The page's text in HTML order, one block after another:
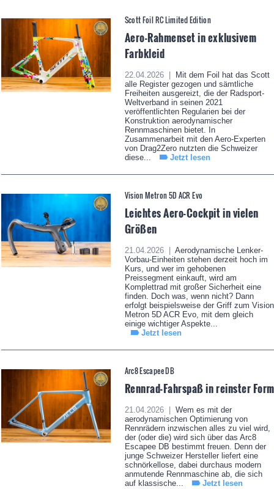
Scott Foil RC Limited Edition
Aero-Rahmenset in exklusivem
Farbkleid
22.04.2026 |
Mit dem Foil hat das Scott
alle Register gezogen und sämtliche
Freiheiten ausgereizt, die der Radsport-
Weltverband in seinen 2021
veröffentlichten Regularien bei der
Konstruktion aerodynamischer
Rennmaschinen bietet. In
Zusammenarbeit mit den Aero-Experten
von Drag2Zero nutzten die Schweizer
diese...
Jetzt lesen
Vision Metron 5D ACR Evo
Leichtes Aero-Cockpit in vielen
Größen
21.04.2026 |
Aerodynamische Lenker-
Vorbau-Einheiten stehen derzeit hoch im
Kurs, und wer im gehobenen
Preissegment einkauft, wird am
Komplettrad mit großer Sicherheit eine
finden. Doch was, wenn nicht? Dann
erfolgt beispielsweise der Griff zum Vision
Metron 5D ACR Evo, mit dem gleich
einige wichtiger Aspekte...
Jetzt lesen
Arc8 Escapee DB
Rennrad-Fahrspaß in reinster Form
21.04.2026 |
Wem es mit der
aerodynamischen Optimierung von
Rennrädern inzwischen alles zu viel wird,
der (oder die) wird sich über das Arc8
Escapee DB bestimmt freuen. Denn der
junge Schweizer Hersteller liefert eine
schnörkellose, dabei durchaus modern
anmutende Rennmaschine ab, die sich
auf klassische...
Jetzt lesen